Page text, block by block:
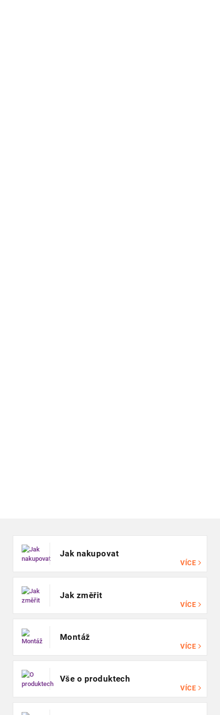
Jak nakupovat
VÍCE
Jak změřit
VÍCE
Montáž
VÍCE
Vše o produktech
VÍCE